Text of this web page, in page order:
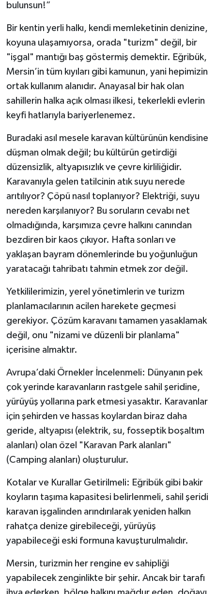
bulunsun!”
Bir kentin yerli halkı, kendi memleketinin denizine,
koyuna ulaşamıyorsa, orada "turizm" değil, bir
"işgal" mantığı baş göstermiş demektir. Eğribük,
Mersin’in tüm kıyıları gibi kamunun, yani hepimizin
ortak kullanım alanıdır. Anayasal bir hak olan
sahillerin halka açık olması ilkesi, tekerlekli evlerin
keyfi hatlarıyla bariyerlenemez.
Buradaki asıl mesele karavan kültürünün kendisine
düşman olmak değil; bu kültürün getirdiği
düzensizlik, altyapısızlık ve çevre kirliliğidir.
Karavanıyla gelen tatilcinin atık suyu nerede
arıtılıyor? Çöpü nasıl toplanıyor? Elektriği, suyu
nereden karşılanıyor? Bu soruların cevabı net
olmadığında, karşımıza çevre halkını canından
bezdiren bir kaos çıkıyor. Hafta sonları ve
yaklaşan bayram dönemlerinde bu yoğunluğun
yaratacağı tahribatı tahmin etmek zor değil.
Yetkililerimizin, yerel yönetimlerin ve turizm
planlamacılarının acilen harekete geçmesi
gerekiyor. Çözüm karavanı tamamen yasaklamak
değil, onu "nizami ve düzenli bir planlama"
içerisine almaktır.
Avrupa’daki Örnekler İncelenmeli: Dünyanın pek
çok yerinde karavanların rastgele sahil şeridine,
yürüyüş yollarına park etmesi yasaktır. Karavanlar
için şehirden ve hassas koylardan biraz daha
geride, altyapısı (elektrik, su, fosseptik boşaltım
alanları) olan özel "Karavan Park alanları"
(Camping alanları) oluşturulur.
Kotalar ve Kurallar Getirilmeli: Eğribük gibi bakir
koyların taşıma kapasitesi belirlenmeli, sahil şeridi
karavan işgalinden arındırılarak yeniden halkın
rahatça denize girebileceği, yürüyüş
yapabileceği eski formuna kavuşturulmalıdır.
Mersin, turizmin her rengine ev sahipliği
yapabilecek zenginlikte bir şehir. Ancak bir tarafı